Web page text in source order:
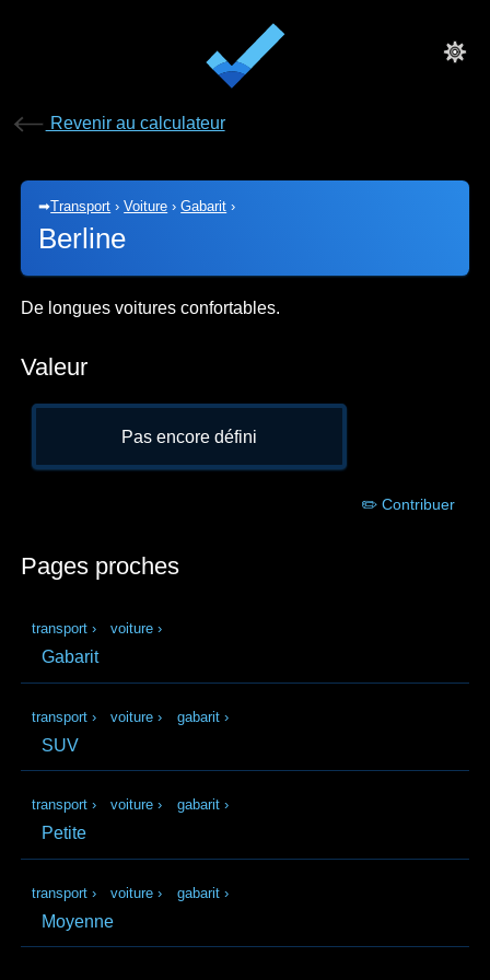
Revenir au calculateur
➡Transport ›Voiture ›Gabarit ›
Berline
De longues voitures confortables.
Valeur
Pas encore défini
✏️ Contribuer
Pages proches
transport › voiture ›
Gabarit
transport › voiture › gabarit ›
SUV
transport › voiture › gabarit ›
Petite
transport › voiture › gabarit ›
Moyenne